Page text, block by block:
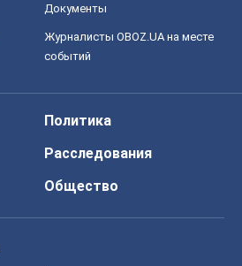
Документы
Журналисты OBOZ.UA на месте
событий
Политика
Расследования
Общество